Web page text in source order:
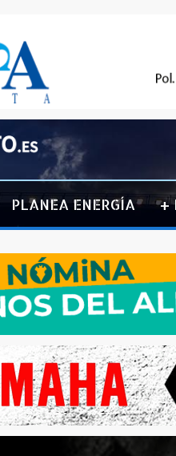
PLANEA ENERGÍA +